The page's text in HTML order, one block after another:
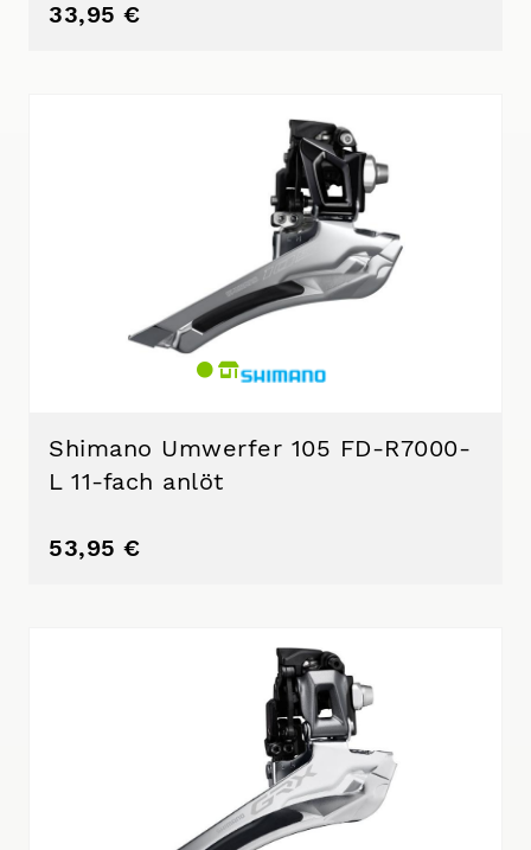
33,95 €
Shimano Umwerfer 105 FD-R7000-
L 11-fach anlöt
53,95 €